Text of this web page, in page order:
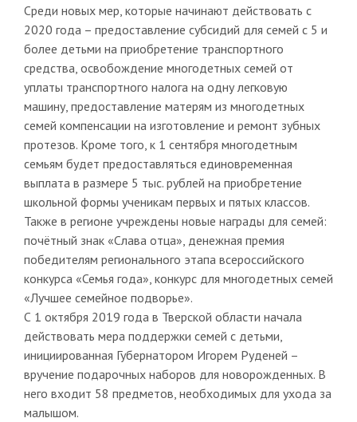
Среди новых мер, которые начинают действовать с
2020 года – предоставление субсидий для семей с 5 и
более детьми на приобретение транспортного
средства, освобождение многодетных семей от
уплаты транспортного налога на одну легковую
машину, предоставление матерям из многодетных
семей компенсации на изготовление и ремонт зубных
протезов. Кроме того, к 1 сентября многодетным
семьям будет предоставляться единовременная
выплата в размере 5 тыс. рублей на приобретение
школьной формы ученикам первых и пятых классов.
Также в регионе учреждены новые награды для семей:
почётный знак «Слава отца», денежная премия
победителям регионального этапа всероссийского
конкурса «Семья года», конкурс для многодетных семей
«Лучшее семейное подворье».
С 1 октября 2019 года в Тверской области начала
действовать мера поддержки семей с детьми,
инициированная Губернатором Игорем Руденей –
вручение подарочных наборов для новорожденных. В
него входит 58 предметов, необходимых для ухода за
малышом.